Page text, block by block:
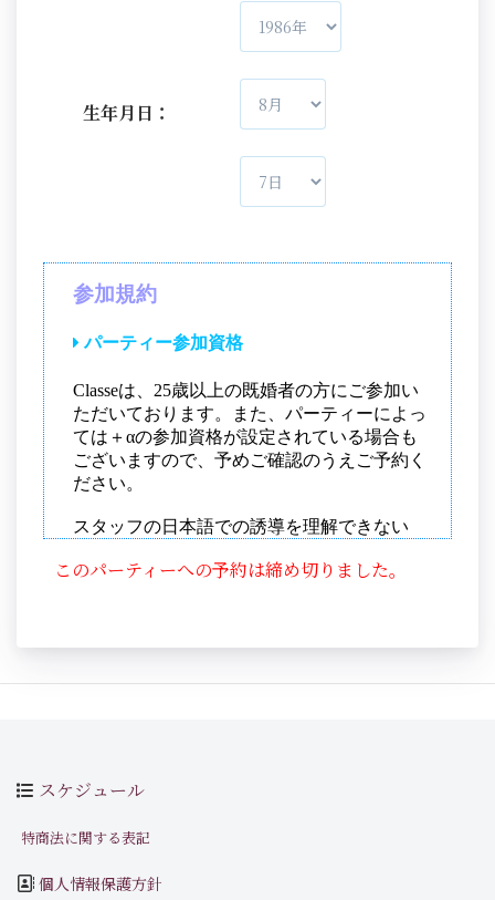
生年月日：
このパーティーへの予約は締め切りました。
スケジュール
特商法に関する表記
個人情報保護方針